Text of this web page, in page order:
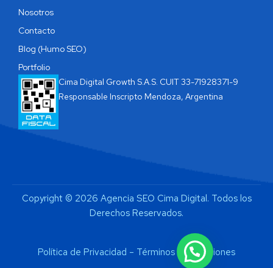
Nosotros
Contacto
Blog (Humo SEO)
Portfolio
Cima Digital Growth S.A.S. CUIT 33-71928371-9
Responsable Inscripto Mendoza, Argentina
Copyright © 2026 Agencia SEO Cima Digital. Todos los
Derechos Reservados.
Política de Privacidad – Términos y Condiciones